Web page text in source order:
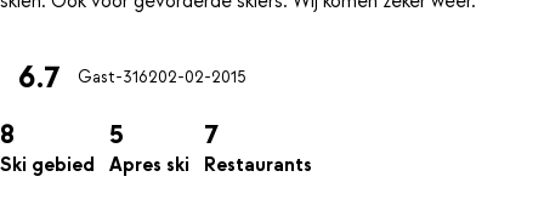
6.7 Gast-316202-02-2015
8
Ski gebied
5
Apres ski
7
Restaurants